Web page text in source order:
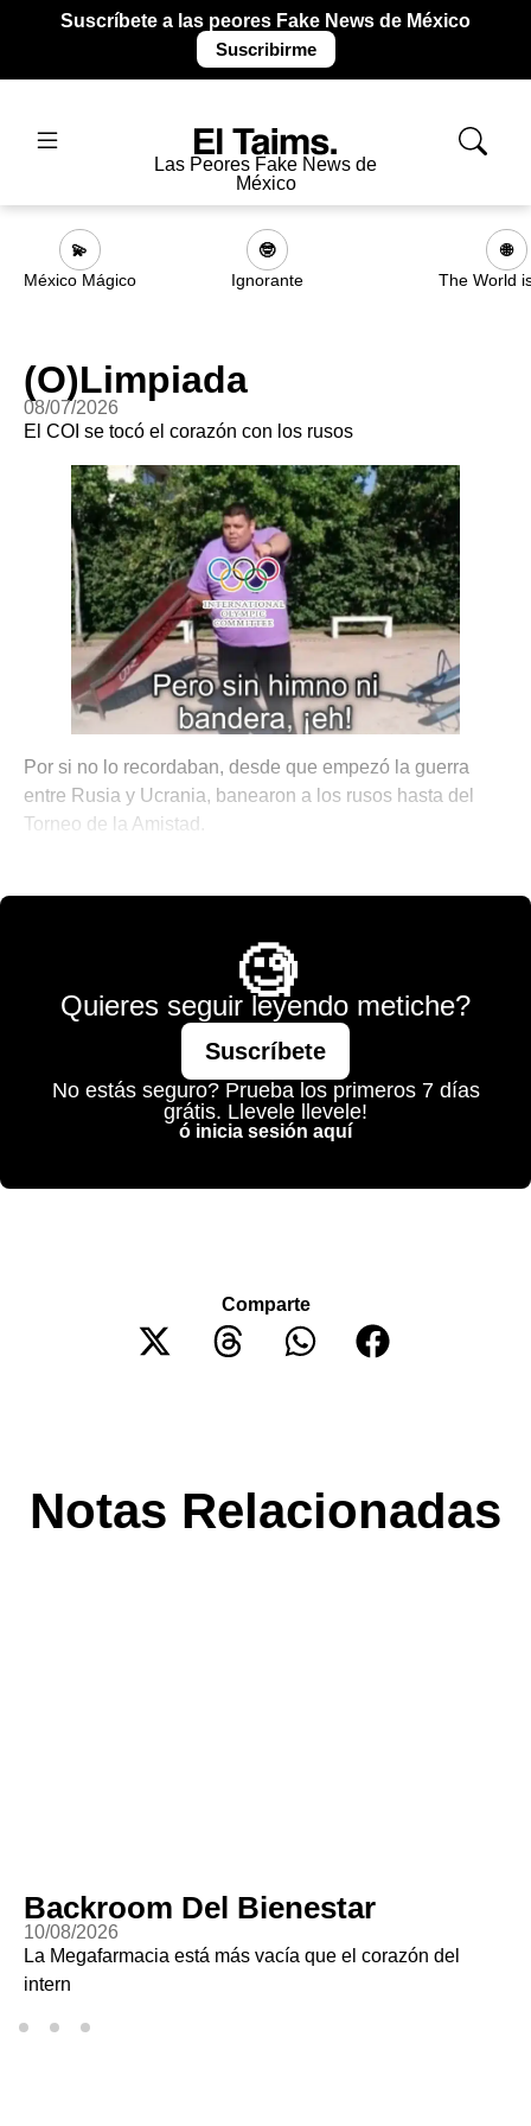
Suscríbete a las peores Fake News de México
Suscribirme
Las Peores Fake News de
México
💫
México Mágico
🤓
Ignorante
🌐
The World
(O)Limpiada
08/07/2026
El COI se tocó el corazón con los rusos
Por si no lo recordaban, desde que empezó la guerra
entre Rusia y Ucrania, banearon a los rusos hasta del
Torneo de la Amistad.
🧐
Quieres seguir leyendo metiche?
Suscríbete
No estás seguro? Prueba los primeros 7 días
grátis. Llevele llevele!
ó inicia sesión aquí
Comparte
Notas Relacionadas
Backroom Del Bienestar
10/08/2026
La Megafarmacia está más vacía que el corazón del
intern